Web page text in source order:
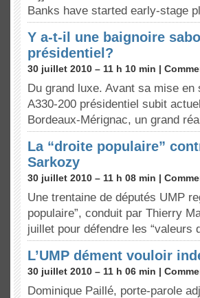
Banks have started early-stage
Y a-t-il une baignoire
présidentiel?
30 juillet 2010 – 11 h 10 min |
Du grand luxe. Avant sa mise
A330-200 présidentiel subit
Bordeaux-Mérignac, un grand
La “droite populaire”
Sarkozy
30 juillet 2010 – 11 h 08 min |
Une trentaine de députés UMP
populaire”, conduit par Thierry
juillet pour défendre les “valeurs
L’UMP dément vouloir
30 juillet 2010 – 11 h 06 min |
Dominique Paillé, porte-parole